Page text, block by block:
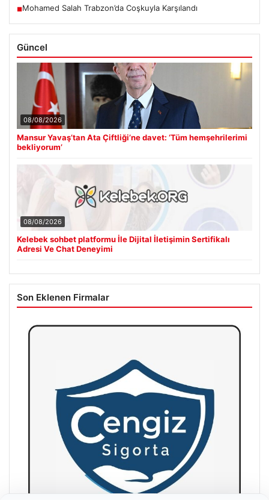
■Mohamed Salah Trabzon’da Coşkuyla Karşılandı
Güncel
08/08/2026
Mansur Yavaş’tan Ata Çiftliği’ne davet: ‘Tüm hemşehrilerimi
bekliyorum’
08/08/2026
Kelebek sohbet platformu İle Dijital İletişimin Sertifikalı
Adresi Ve Chat Deneyimi
Son Eklenen Firmalar